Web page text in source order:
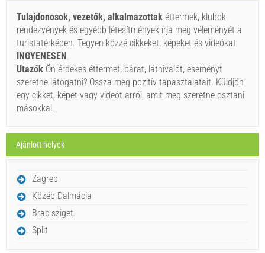
Ha nem szeretné lefoglalni azonnal további kérdése van,
kérjük, töltse ki őket, majd kattintson a „Érdeklődés
küldése”.
Érdeklődés küldése.
Tulajdonosok, vezetők, alkalmazottak éttermek, klubok,
rendezvények és egyébb létesítmények írja meg véleményét a
turistatérképen. Tegyen közzé cikkeket, képeket és videókat
INGYENESEN.
Utazók Ön érdekes éttermet, bárat, látnivalót, eseményt
szeretne látogatni? Ossza meg pozitív tapasztalatait. Küldjön
egy cikket, képet vagy videót arról, amit meg szeretne osztani
másokkal.
Ajánlott helyek
Zagreb
Közép Dalmácia
Brac sziget
Split